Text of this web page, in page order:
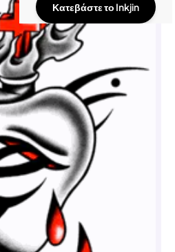
Κατεβάστε το Inkjin